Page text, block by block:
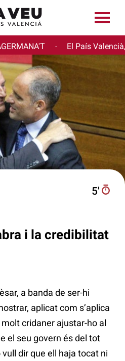
· El País
5′
i la credibilitat
a banda de ser-hi
aplicat com s’aplica
cridaner ajustar-ho al
el seu govern és del tot
dir que ell haja tocat ni